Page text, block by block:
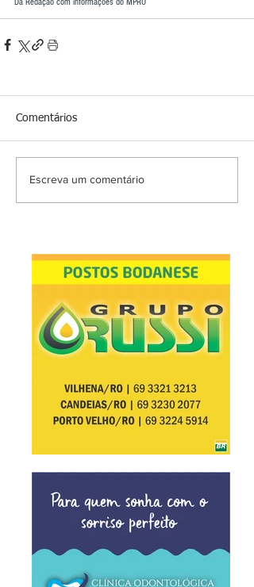
Comentários
Escreva um comentário